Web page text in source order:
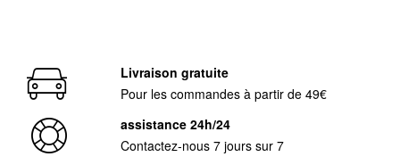
Livraison gratuite
Pour les commandes à partir de 49€
assistance 24h/24
Contactez-nous 7 jours sur 7